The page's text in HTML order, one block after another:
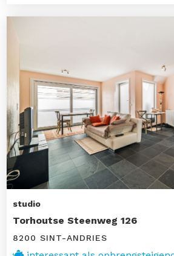
studio
Torhoutse Steenweg 126
8200 SINT-ANDRIES